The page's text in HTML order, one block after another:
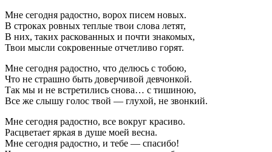
Мне сегодня радостно, ворох писем новых.
В строках ровных теплые твои слова летят,
В них, таких раскованных и почти знакомых,
Твои мысли сокровенные отчетливо горят.
Мне сегодня радостно, что делюсь с тобою,
Что не страшно быть доверчивой девчонкой.
Так мы и не встретились снова… с тишиною,
Все же слышу голос твой — глухой, не звонкий.
Мне сегодня радостно, все вокруг красиво.
Расцветает яркая в душе моей весна.
Мне сегодня радостно, и тебе — спасибо!